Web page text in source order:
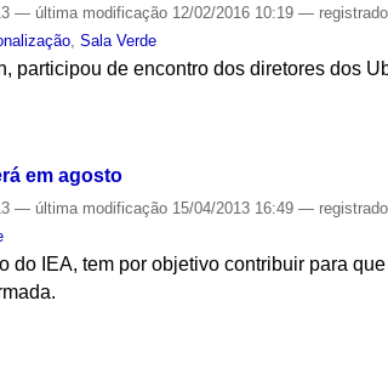
— última modificação 12/02/2016 10:19—
,Sala Verde
participou de encontro dos diretores dos
em agosto
— última modificação 15/04/2013 16:49—
do IEA, tem por objetivo contribuir para